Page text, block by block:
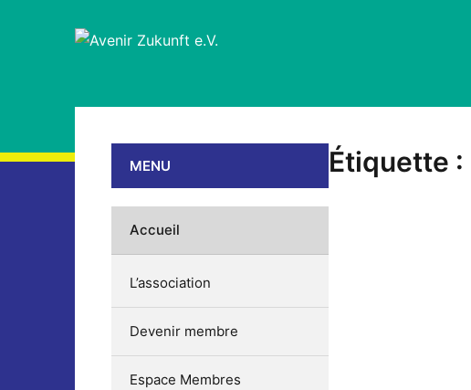
Étiquette :
MENU
Accueil
L’association
Devenir membre
Espace Membres